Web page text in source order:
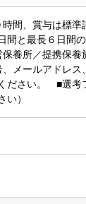
間、賞与は標
と最長６日間
所／提携保養
メールアドレ
ださい。 ■選考
ください）